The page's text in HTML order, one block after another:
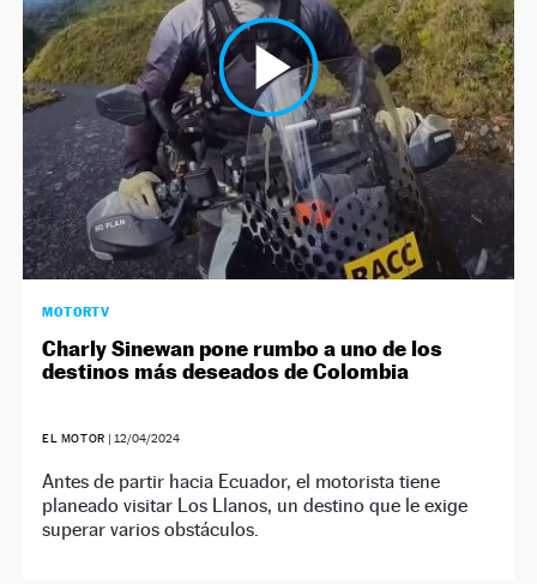
MOTORTV
Charly Sinewan pone rumbo a uno de los
destinos más deseados de Colombia
EL MOTOR | 12/04/2024
Antes de partir hacia Ecuador, el motorista tiene
planeado visitar Los Llanos, un destino que le exige
superar varios obstáculos.